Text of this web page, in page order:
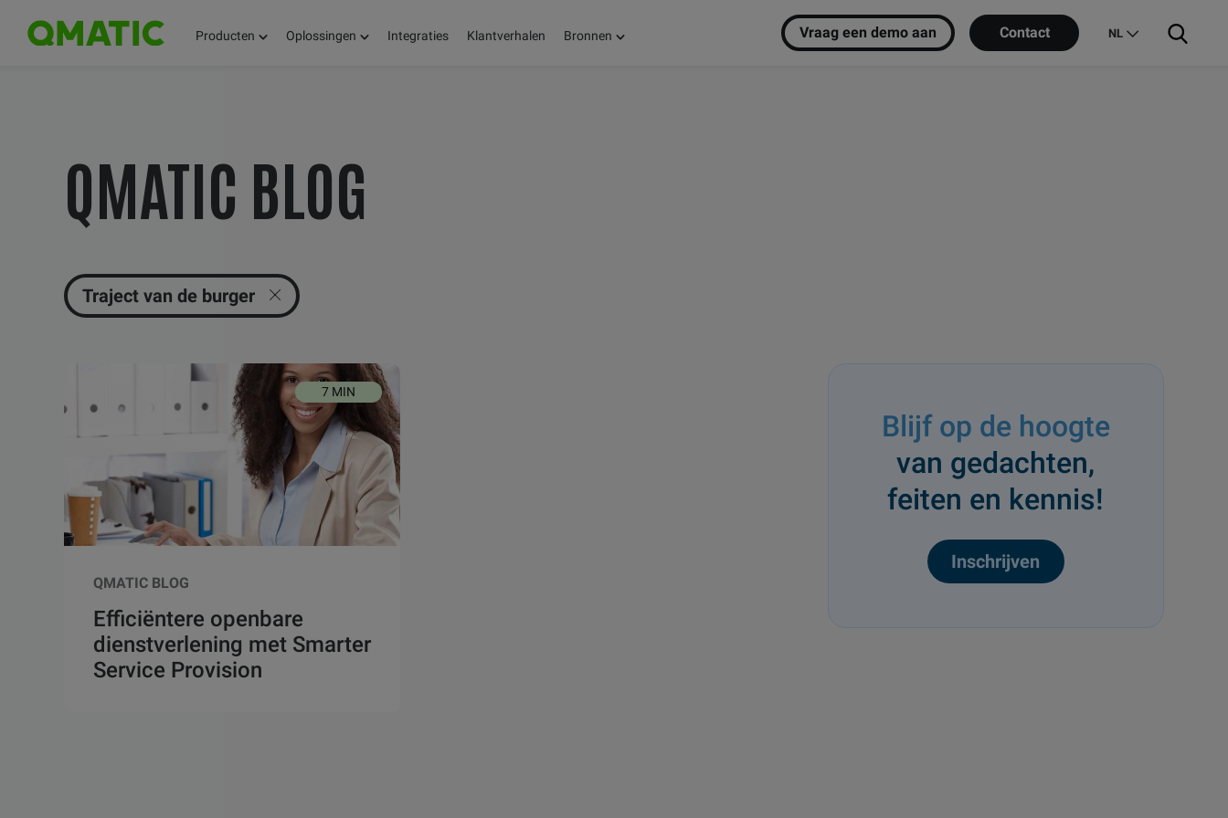
Producten Oplossingen Integraties Klantverhalen Bronnen Vraag een demo aan Contact NL
QMATIC BLOG
Traject van de burger
7 MIN
QMATIC BLOG
Efficiëntere openbare
dienstverlening met Smarter
Service Provision
Blijf op de hoogte
van gedachten,
feiten en kennis!
Inschrijven
HOOGTE VAN
GEDACHTEN,
FEITEN EN
KENNIS!